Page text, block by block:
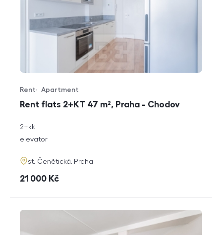
Rent flats 2+KT 47 m², Praha - Chodov
Offer type
Rent
Property type
Apartment
rozměry
2+kk
funkce
elevator
adresa
st. Čenětická, Praha
cena
21 000 Kč